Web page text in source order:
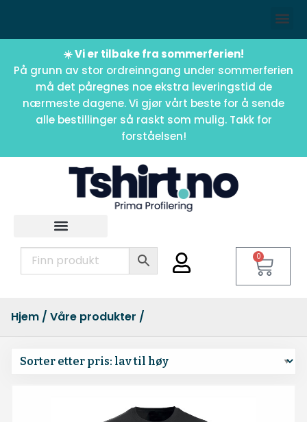
☀️ Vi er tilbake fra sommerferien!
På grunn av stor ordreinngang under sommerferien
må det påregnes noe ekstra leveringstid de
nærmeste dagene. Vi gjør vårt beste for å sende
alle bestillinger så raskt som mulig. Takk for
forståelsen!
0
Hjem / Våre produkter /